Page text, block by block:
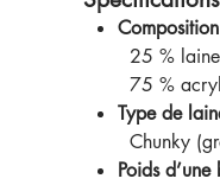
25 % laine
75 %
Type de
Chunky
Poids